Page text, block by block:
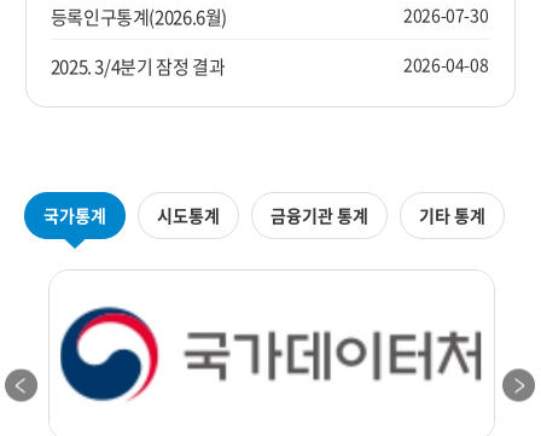
등록인구통계(2026.6월) 2026-07-30
2025. 3/4분기 잠정 결과 2026-04-08
국가통계 시도통계 금융기관 통계 기타 통계